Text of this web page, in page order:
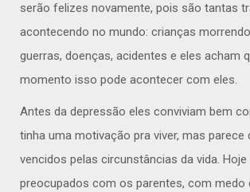
serão felizes novamente, pois são tantas
acontecendo no mundo: crianças
guerras, doenças, acidentes e eles acham
momento isso pode acontecer com eles.
Antes da depressão eles conviviam bem
tinha uma motivação pra viver, mas parece
vencidos pelas circunstâncias da vida. Hoje
preocupados com os parentes, com medo